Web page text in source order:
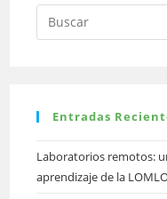
Entradas
Laboratorios remotos:
aprendizaje de la